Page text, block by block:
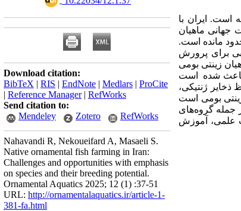
است. ایران با
جهانی ماهیان
محدود مانده است.
برای پرورش
زینتی بومی
شده
است
ژنتیکی،
از ۴۳ گونه ماهی زینتی بومی است
جمله گروه‌های
علمی، آموزش
Download citation:
BibTeX | RIS | EndNote | Medlars | ProCite
| Reference Manager| RefWorks
Send citation to:
Mendeley
Zotero RefWorks
Nahavandi R, Nekoueifard A, Masaeli S.
Native ornamental fish farming in Iran:
Challenges and opportunities with emphasis
on species and their breeding potential.
Ornamental Aquatics 2025; 12 (1) :37-51
URL: http://ornamentalaquatics.ir/article-1-
381-fa.html